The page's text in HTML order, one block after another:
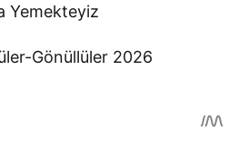
Yemekteyiz
Gönüllüler 2026